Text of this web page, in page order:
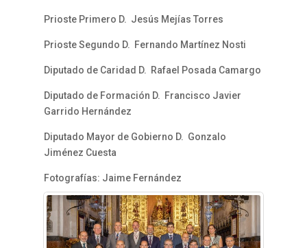
Prioste Primero D. Jesús Mejías Torres
Prioste Segundo D. Fernando Martínez Nosti
Diputado de Caridad D. Rafael Posada Camargo
Diputado de Formación D. Francisco Javier
Garrido Hernández
Diputado Mayor de Gobierno D. Gonzalo
Jiménez Cuesta
Fotografías: Jaime Fernández